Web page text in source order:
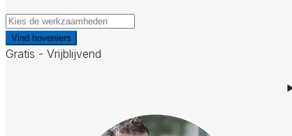
Vind hoveniers
Gratis - Vrijblijvend